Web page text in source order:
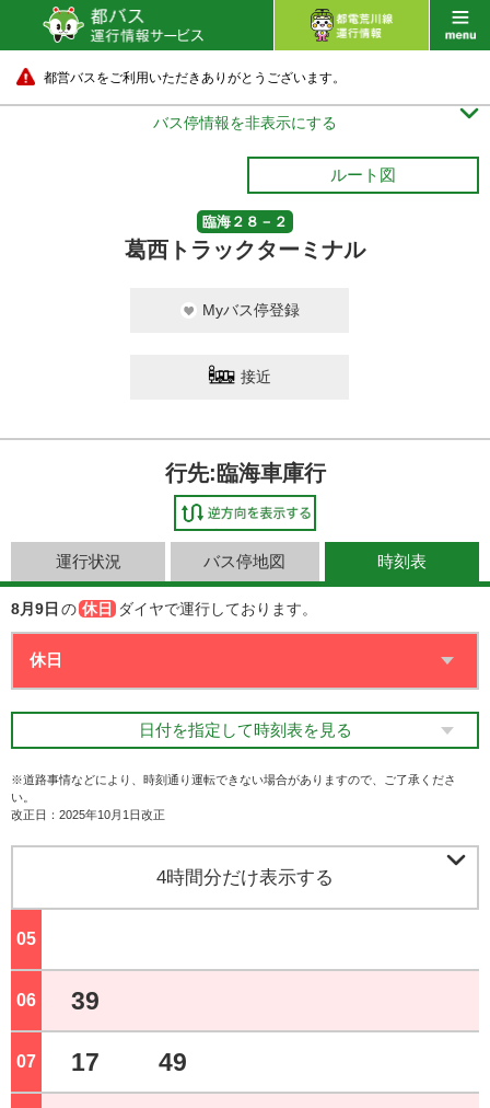
都営バスをご利用いただきありがとうございます。
バス停情報を非表示にする 
ルート図
臨海２８－２
葛西トラックターミナル
Myバス停登録
接近
行先:臨海車庫行
運行状況 バス停地図 時刻表
8月9日 の 休日 ダイヤで運行しております。
日付を指定して時刻表を見る
※道路事情などにより、時刻通り運転できない場合がありますので、ご了承くださ
い。
改正日：2025年10月1日改正
4時間分だけ表示する 
05
06 39
07 17 49